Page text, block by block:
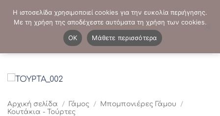
στο
ΤΗΛΕΦΩΝΙΚΕΣ ΠΑΡΑΓΓΕΛΙΕΣ: - 2103821941
Αρχική σελίδα / Γάμος / Μπομπονιέρες Γάμου
/
Κουτάκια - Τούρτες
Η ιστοσελίδα χρησιμοποιεί cookies για την ευκολία περιήγησης.
Με τη χρήση της αποδέχεστε αυτόματα τη χρήση των cookies.
OK
Μάθετε περισσότερα